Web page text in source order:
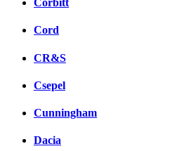
Corbitt
Cord
CR&S
Csepel
Cunningham
Dacia